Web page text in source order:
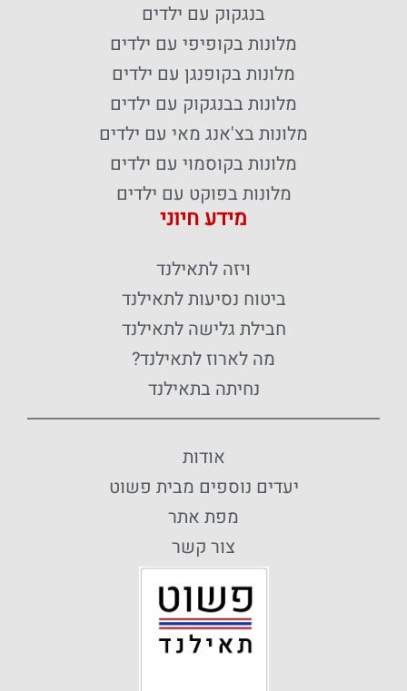
בנגקוק עם ילדים
מלונות בקופיפי עם ילדים
מלונות בקופנגן עם ילדים
מלונות בבנגקוק עם ילדים
מלונות בצ'אנג מאי עם ילדים
מלונות בקוסמוי עם ילדים
מלונות בפוקט עם ילדים
מידע חיוני
ויזה לתאילנד
ביטוח נסיעות לתאילנד
חבילת גלישה לתאילנד
מה לארוז לתאילנד?
נחיתה בתאילנד
אודות
יעדים נוספים מבית פשוט
מפת אתר
צור קשר